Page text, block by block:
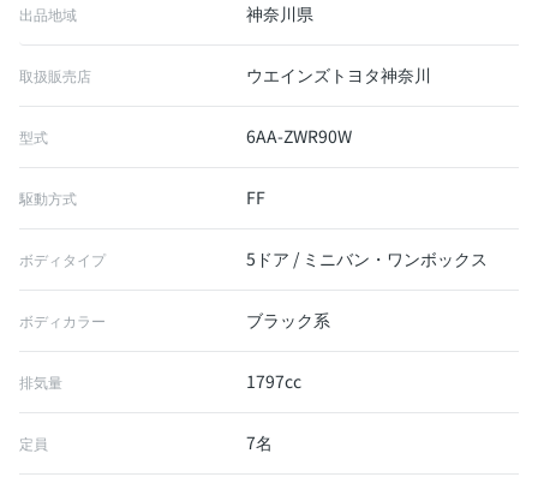
出品地域 神奈川県
取扱販売店 ウエインズトヨタ神奈川
型式 6AA-ZWR90W
駆動方式 FF
ボディタイプ 5ドア / ミニバン・ワンボックス
ボディカラー ブラック系
排気量 1797cc
定員 7名